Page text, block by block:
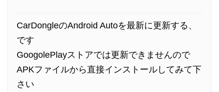
CarDongleのAndroid Autoを最新に更新する、
です
GoogolePlayストアでは更新できませんので
APKファイルから直接インストールしてみて下
さい